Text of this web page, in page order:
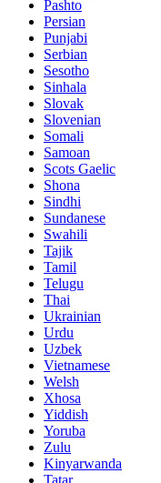
Pashto
Persian
Punjabi
Serbian
Sesotho
Sinhala
Slovak
Slovenian
Somali
Samoan
Scots Gaelic
Shona
Sindhi
Sundanese
Swahili
Tajik
Tamil
Telugu
Thai
Ukrainian
Urdu
Uzbek
Vietnamese
Welsh
Xhosa
Yiddish
Yoruba
Zulu
Kinyarwanda
Tatar